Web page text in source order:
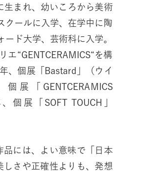
生まれ、幼いころから美術
クールに入学、在学中に陶
ド大学、芸術科に入学。
エ“GENTCERAMICS“を構
、個展「Bastard」（ウイ
展「GENTCERAMICS
個展「SOFT TOUCH」
品には、よい意味で「日本
さや正確性よりも、発想